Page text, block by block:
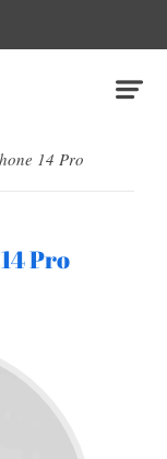
14 Pro
Pro